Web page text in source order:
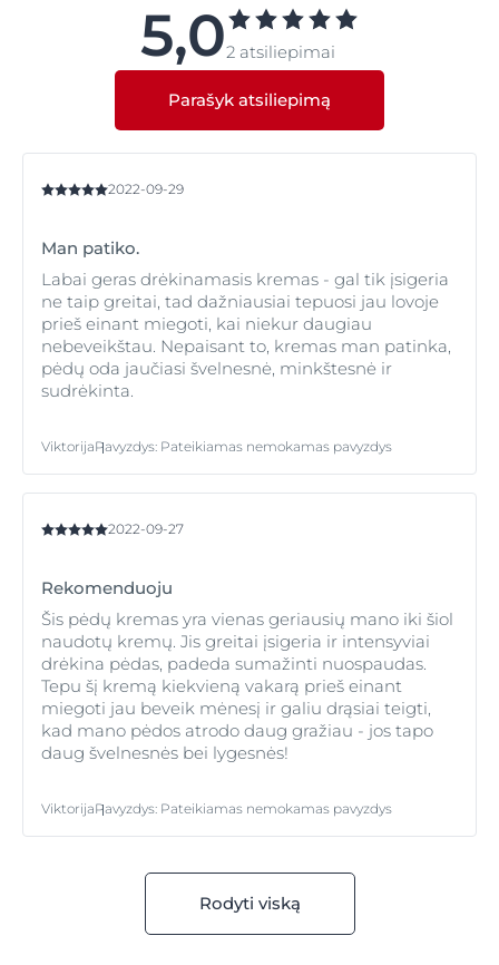
priežiūros patarimus, atlikite mūsų odos testą. Jeigu
nesate tikri dėl odos būklės arba simptomai jums kelia
nerimą, rekomenduojame pasitarti su vaistininku ar
dermatologu.
5,02 atsiliepimai
Parašyk atsiliepimą
2022-09-29
Man patiko.
Labai geras drėkinamasis kremas - gal tik įsigeria
ne taip greitai, tad dažniausiai tepuosi jau lovoje
prieš einant miegoti, kai niekur daugiau
nebeveikštau. Nepaisant to, kremas man patinka,
pėdų oda jaučiasi švelnesnė, minkštesnė ir
sudrėkinta.
ViktorijaPavyzdys: Pateikiamas nemokamas pavyzdys
2022-09-27
Rekomenduoju
Šis pėdų kremas yra vienas geriausių mano iki šiol
naudotų kremų. Jis greitai įsigeria ir intensyviai
drėkina pėdas, padeda sumažinti nuospaudas.
Tepu šį kremą kiekvieną vakarą prieš einant
miegoti jau beveik mėnesį ir galiu drąsiai teigti,
kad mano pėdos atrodo daug gražiau - jos tapo
daug švelnesnės bei lygesnės!
ViktorijaPavyzdys: Pateikiamas nemokamas pavyzdys
Rodyti viską